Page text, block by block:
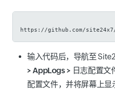
https://github.com/site24x7/
输入代码后，导航至
> AppLogs > 日志配置文
配置文件，并将屏幕上显